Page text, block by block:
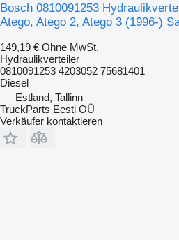
Bosch 0810091253
Atego, Atego 2, Atego 3 (1996-)
149,19 € Ohne MwSt.
Hydraulikverteiler
0810091253 4203052 75681401
Diesel
Estland, Tallinn
TruckParts Eesti OÜ
Verkäufer kontaktieren